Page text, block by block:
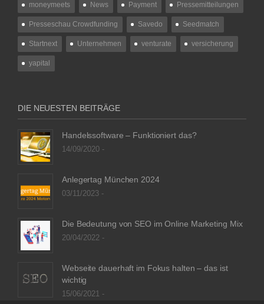
moneymeets News Payment Pressemitteilungen
Presseschau Crowdfunding Savedo Seedmatch
Startnext Unternehmen venturate versicherung
yapital
DIE NEUESTEN BEITRÄGE
Handelssoftware – Funktioniert das?
14/09/2020 -
Anlegertag München 2024
03/11/2023 -
Die Bedeutung von SEO im Online Marketing Mix
20/04/2022 -
Webseite dauerhaft im Fokus halten – das ist
wichtig
15/06/2021 -